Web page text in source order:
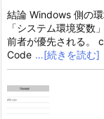
結論 Windows 側の
「システム環境変数
前者が優先される。
Code …[続きを読む]